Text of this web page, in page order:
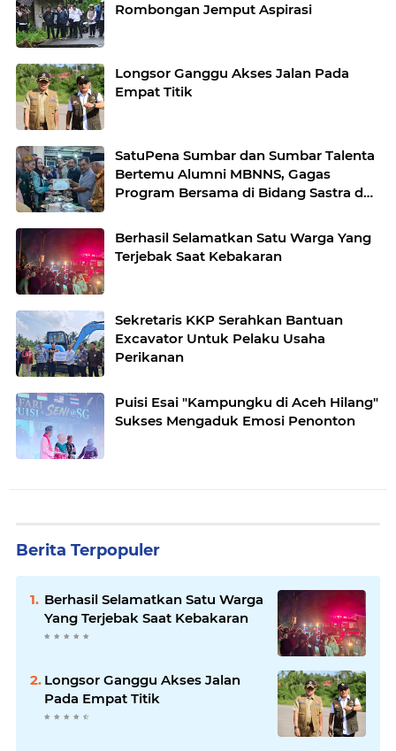
Rombongan Jemput Aspirasi
Longsor Ganggu Akses Jalan Pada
Empat Titik
SatuPena Sumbar dan Sumbar Talenta
Bertemu Alumni MBNNS, Gagas
Program Bersama di Bidang Sastra dan
Berhasil Selamatkan Satu Warga Yang
Terjebak Saat Kebakaran
Sekretaris KKP Serahkan Bantuan
Excavator Untuk Pelaku Usaha
Perikanan
Puisi Esai "Kampungku di Aceh Hilang"
Sukses Mengaduk Emosi Penonton
Berita Terpopuler
Berhasil Selamatkan Satu Warga
Yang Terjebak Saat Kebakaran
Longsor Ganggu Akses Jalan
Pada Empat Titik